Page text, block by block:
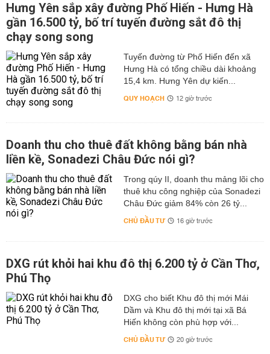
Hưng Yên sắp xây đường Phố Hiến - Hưng Hà
gần 16.500 tỷ, bố trí tuyến đường sắt đô thị
chạy song song
Tuyến đường từ Phố Hiến đến xã
Hưng Hà có tổng chiều dài khoảng
15,4 km. Hưng Yên dự kiến...
QUY HOẠCH 12 giờ trước
Doanh thu cho thuê đất không bằng bán nhà
liền kề, Sonadezi Châu Đức nói gì?
Trong qúy II, doanh thu mảng lõi cho
thuê khu công nghiệp của Sonadezi
Châu Đức giảm 84% còn 26 tỷ...
CHỦ ĐẦU TƯ 16 giờ trước
DXG rút khỏi hai khu đô thị 6.200 tỷ ở Cần Thơ,
Phú Thọ
DXG cho biết Khu đô thị mới Mái
Dầm và Khu đô thị mới tại xã Bá
Hiến không còn phù hợp với...
CHỦ ĐẦU TƯ 20 giờ trước